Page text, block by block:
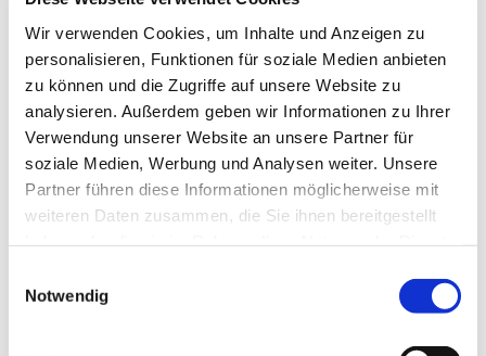
Wir verwenden Cookies, um Inhalte und Anzeigen zu
personalisieren, Funktionen für soziale Medien anbieten
zu können und die Zugriffe auf unsere Website zu
analysieren. Außerdem geben wir Informationen zu Ihrer
Verwendung unserer Website an unsere Partner für
soziale Medien, Werbung und Analysen weiter. Unsere
Partner führen diese Informationen möglicherweise mit
weiteren Daten zusammen, die Sie ihnen bereitgestellt
Notwendig
Dies könnte Sie auch
interessieren